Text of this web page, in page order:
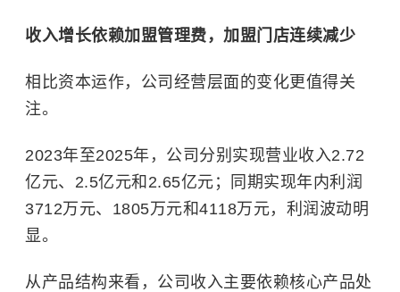
收入增长依赖加盟管理费，加盟门店连续减少
相比资本运作，公司经营层面的变化更值得关
注。
2023年至2025年，公司分别实现营业收入2.72
亿元、2.5亿元和2.65亿元；同期实现年内利润
3712万元、1805万元和4118万元，利润波动明
显。
从产品结构来看，公司收入主要依赖核心产品处